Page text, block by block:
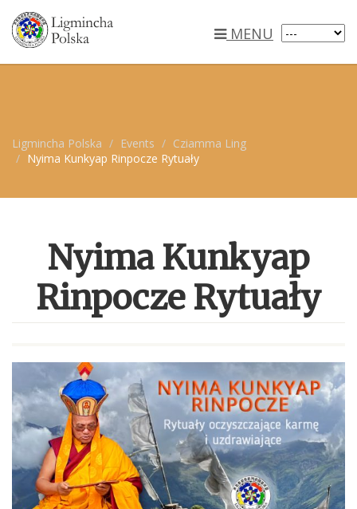
MENU
Ligmincha Polska Events
Cziamma Ling
Nyima Kunkyap Rinpocze Rytuały
Nyima Kunkyap
Rinpocze Rytuały